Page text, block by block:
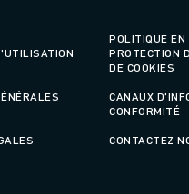
POLITIQUE EN
PROTECTION
DE COOKIES
CANAUX
CONFORMITÉ
CONTACTEZ